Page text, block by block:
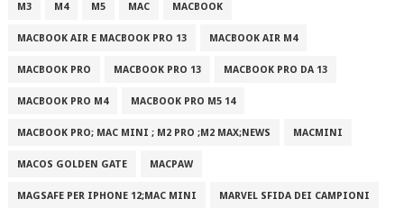
M3 M4 M5 MAC MACBOOK
MACBOOK AIR E MACBOOK PRO 13 MACBOOK AIR M4
MACBOOK PRO MACBOOK PRO 13 MACBOOK PRO DA 13
MACBOOK PRO M4 MACBOOK PRO M5 14
MACBOOK PRO; MAC MINI ; M2 PRO ;M2 MAX;NEWS MACMINI
MACOS GOLDEN GATE MACPAW
MAGSAFE PER IPHONE 12;MAC MINI MARVEL SFIDA DEI CAMPIONI